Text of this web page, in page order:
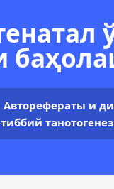
Авторефераты и